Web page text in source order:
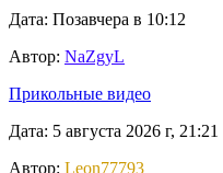
Дата: Позавчера в 10:12
Автор: NaZgyL
Прикольные видео
Дата: 5 августа 2026 г, 21:21
Автор: Leon77793